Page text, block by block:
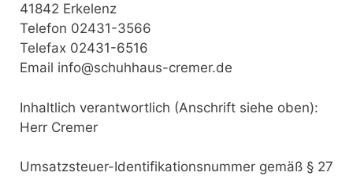
41842 Erkelenz
Telefon 02431-3566
Telefax 02431-6516
Email info@schuhhaus-cremer.de
Inhaltlich verantwortlich (Anschrift siehe oben):
Herr Cremer
Umsatzsteuer-Identifikationsnummer gemäß § 27